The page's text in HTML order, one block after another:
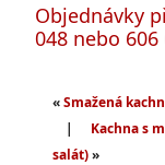
Objednávky
048 nebo 606
«Smažená
|
Kachna s
salát)»